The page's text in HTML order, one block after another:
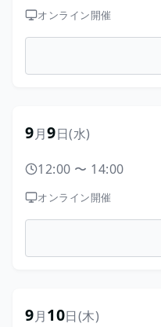
オンライン開催
9月9日(水)
12:00 〜 14:00
オンライン開催
9月10日(木)